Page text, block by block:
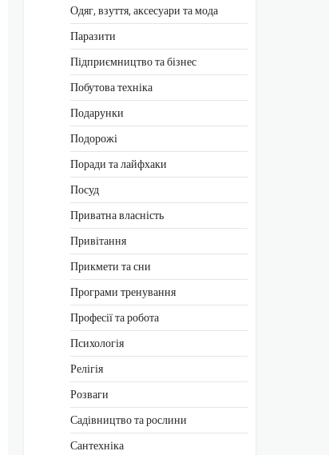
Одяг, взуття, аксесуари та мода
Паразити
Підприємництво та бізнес
Побутова техніка
Подарунки
Подорожі
Поради та лайфхаки
Посуд
Приватна власність
Привітання
Прикмети та сни
Програми тренування
Професії та робота
Психологія
Релігія
Розваги
Садівництво та рослини
Сантехніка